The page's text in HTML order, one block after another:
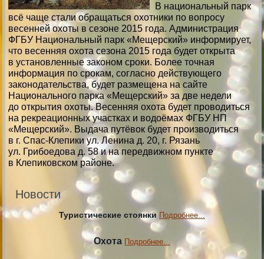
В национальный парк
всё чаще стали обращаться охотники по вопросу
весенней охоты в сезоне 2015 года. Администрация
ФГБУ Национальный парк «Мещерский» информирует,
что весенняя охота сезона 2015 года будет открыта
в установленные законом сроки. Более точная
информация по срокам, согласно действующего
законодательства, будет размещена на сайте
Национального парка «Мещерский» за две недели
до открытия охоты. Весенняя охота будет проводиться
на рекреационных участках и водоёмах ФГБУ НП
«Мещерский». Выдача путёвок будет производиться
в г. Спас-Клепики ул. Ленина д. 20, г. Рязань
ул. Грибоедова д. 58 и на передвижном пункте
в Клепиковском районе.
Новости
Туристические стоянки Подробнее...
Охота Подробнее...